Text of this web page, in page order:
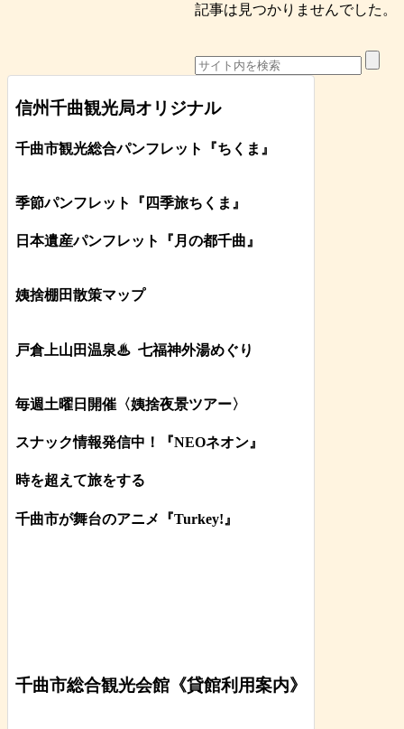
記事は見つかりませんでした。
信州千曲観光局オリジナル
千曲市観光総合パンフレット 『ちくま 』
季節パンフレット『四季旅ちくま』
日本遺産パンフレット 『月の都千曲 』
姨捨棚田散策マップ
戸倉上山田温泉♨ 七福神外湯めぐり
毎週土曜日開催〈姨捨夜景ツアー〉
スナック情報発信中！『NEOネオン』
時を超えて旅をする
千曲市が舞台のアニメ『Turkey!』
千曲市総合観光会館《貸館利用案内》